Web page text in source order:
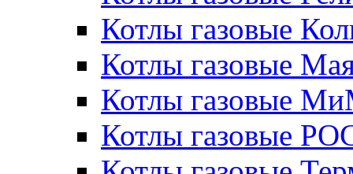
Котлы газовые
Котлы газовые
Котлы газовые
Котлы газовые